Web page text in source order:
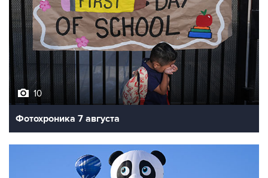
10
Фотохроника 7 августа